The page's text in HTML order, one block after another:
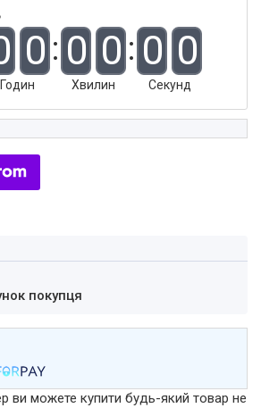
0
Годин
0 0
Хвилин
0 0
Секунд
покупця
ви можете купити будь-який товар не